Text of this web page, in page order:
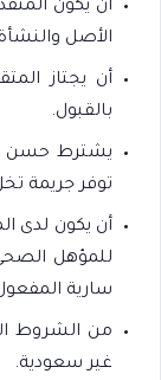
أن يكون
الأصل
أن يجتاز
بالقبول.
يشترط حسن
توفر جريمة
أن يكون لدى
للمؤهل
سارية
من الشروط
غير سعودية.